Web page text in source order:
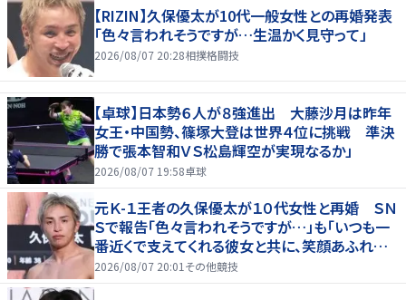
【RIZIN】久保優太が10代一般女性との再婚発表
「色々言われそうですが…生温かく見守って」
2026/08/07 20:28相撲格闘技
【卓球】日本勢６人が８強進出 大藤沙月は昨年
女王・中国勢、篠塚大登は世界４位に挑戦 準決
勝で張本智和ＶＳ松島輝空が実現なるか」
2026/08/07 19:58卓球
元Ｋ-１王者の久保優太が１０代女性と再婚 ＳＮ
Ｓで報告「色々言われそうですが…」も「いつも一
番近くで支えてくれる彼女と共に、笑顔あふれる
家庭を築いていきたい」
2026/08/07 20:01 その他競技